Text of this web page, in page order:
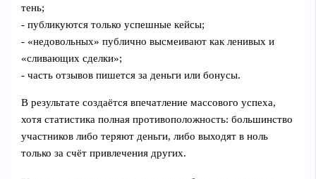
тень;
- публикуются только успешные кейсы;
- «недовольных» публично высмеивают как ленивых и
«сливающих сделки»;
- часть отзывов пишется за деньги или бонусы.
В результате создаётся впечатление массового успеха,
хотя статистика полная противоположность: большинство
участников либо теряют деньги, либо выходят в ноль
только за счёт привлечения других.